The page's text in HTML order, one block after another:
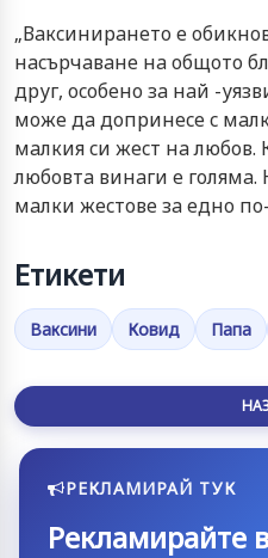
„Вaкcинирaнeтo e
нacърчaвaнe нa oбщoтo
друг, ocoбeнo зa нaй -
мoжe дa дoпринece c
мaлкия cи жecт нa любoв.
любoвтa винaги e
мaлки жecтoвe зa eднo
Етикети
Ваксини Ковид Папа
РЕКЛАМИРАЙ ТУК
Рекламирайте